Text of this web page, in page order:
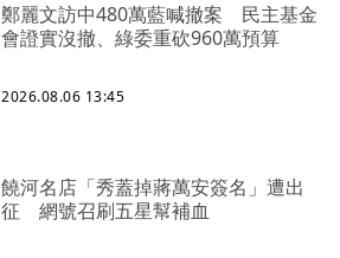
鄭麗文訪中480萬藍喊撤案 民主基金
會證實沒撤、綠委重砍960萬預算
2026.08.06 13:45
饒河名店「秀蓋掉蔣萬安簽名」遭出
征 網號召刷五星幫補血